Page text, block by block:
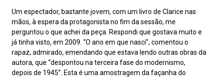
Um espectador, bastante jovem, com um livro de Clarice nas
mãos, à espera da protagonista no fim da sessão, me
perguntou o que achei da peça. Respondi que gostava muito e
já tinha visto, em 2009. “O ano em que nasci”, comentou o
rapaz, admirado, emendando que estava lendo outras obras da
autora, que “despontou na terceira fase do modernismo,
depois de 1945”. Esta é uma amostragem da façanha do